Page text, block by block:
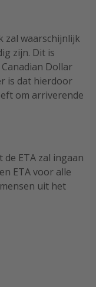
zal waarschijnlijk
zijn. Dit is
Dollar
is dat hierdoor
om arriverende
ETA zal ingaan
ETA voor alle
uit het